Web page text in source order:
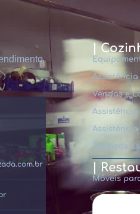
|
Vendas e
Assistência
Técnicos
|
Móveis